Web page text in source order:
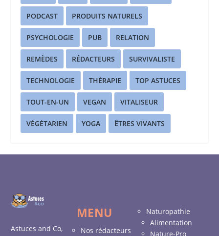
PODCAST PRODUITS NATURELS
PSYCHOLOGIE PUB RELATION
REMÈDES RÉDACTEURS SURVIVALISTE
TECHNOLOGIE THÉRAPIE TOP ASTUCES
TOUT-EN-UN VEGAN VITALISEUR
VÉGÉTARIEN YOGA ÊTRES VIVANTS
Astuces and Co,
MENU
Nos rédacteurs
Naturopathie
Alimentation
Nature-Pro